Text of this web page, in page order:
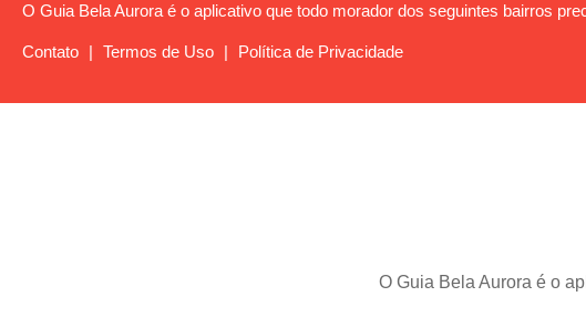
O Guia Bela Aurora é o aplicativo que todo morador dos seguintes bairros
Contato | Termos de Uso | Política de Privacidade
O Guia Bela Aurora é o